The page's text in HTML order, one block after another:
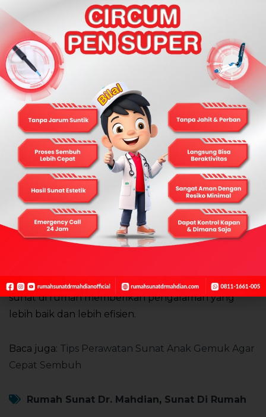
saja. Anestesi lokal akan digunakan untuk
mengurangi rasa sakit selama sunat. Dokter yang
berpengalaman akan melakukan sunat dengan
teknik yang aman dan efektif.
4. Perawatan Pasca Sunat:Setelah sunat, dokter
akan memberikan petunjuk perawatan pasca sunat
yang rinci. Ini termasuk cara membersihkan area
yang disunat, penggunaan salep antibiotik, dan
instruksi lain untuk memastikan pemulihan yang
cepat dan aman.
Sunat di rumah menawarkan berbagai manfaat
yang membuat prosedur ini menjadi pilihan yang
menarik bagi banyak keluarga. Dengan tidak perlu
lebih personal dari dokter, dan fleksibilitas waktu,
sunat di rumah memberikan pengalaman yang
lebih baik dan lebih efisien.
Baca juga: Tips Perawatan Sunat Anak Gemuk Agar
Cepat Sembuh
Rumah Sunat Dr. Mahdian, Sunat Di Rumah